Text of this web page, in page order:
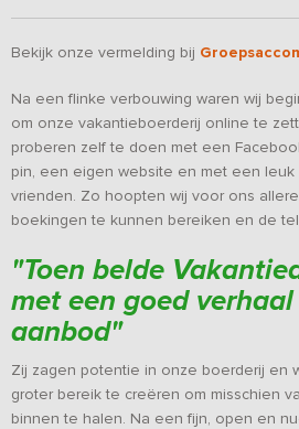
Bekijk onze vermelding bij
Na een flinke verbouwing waren wij
om onze vakantieboerderij online te
proberen zelf te doen met een
pin, een eigen website en met een
vrienden. Zo hoopten wij voor ons
boekingen te kunnen bereiken en de
"Toen belde
met een goed
aanbod"
Zij zagen potentie in onze boerderij en
groter bereik te creëren om misschien
binnen te halen. Na een fijn, open en